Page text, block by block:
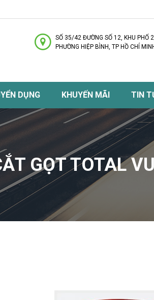
SỐ 35/42 ĐƯỜNG SỐ 12, KHU PHỐ
PHƯỜNG HIỆP BÌNH, TP HỒ CHÍ
DỤNG KHUYẾN MÃI TIN
GỌT TOTAL